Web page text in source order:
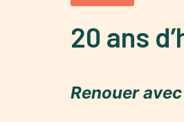
20 ans
Renouer